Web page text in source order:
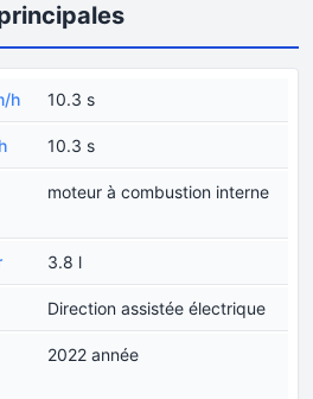
h 10.3 s
10.3 s
moteur à combustion interne
3.8 l
Direction assistée électrique
2022 année